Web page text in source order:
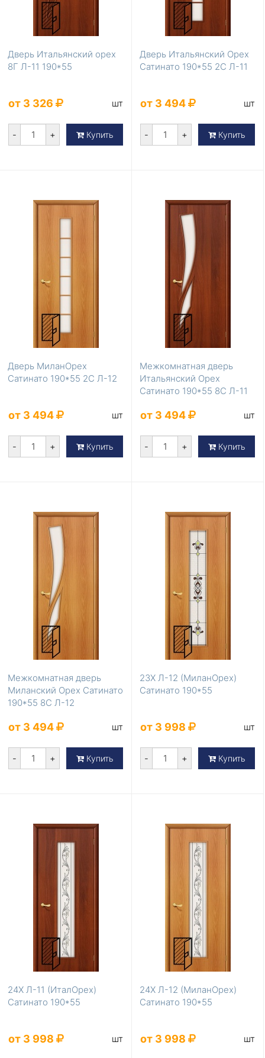
Дверь Итальянский орех
8Г Л-11 190*55
от 3 326 шт
- + Купить
Дверь Итальянский Орех
Сатинато 190*55 2С Л-11
от 3 494 шт
- + Купить
Дверь МиланОрех
Сатинато 190*55 2С Л-12
от 3 494 шт
- + Купить
Межкомнатная дверь
Итальянский Орех
Сатинато 190*55 8С Л-11
от 3 494 шт
- + Купить
Межкомнатная дверь
Миланский Орех Сатинато
190*55 8С Л-12
от 3 494 шт
- + Купить
23Х Л-12 (МиланОрех)
Сатинато 190*55
от 3 998 шт
- + Купить
24Х Л-11 (ИталОрех)
Сатинато 190*55
от 3 998 шт
24Х Л-12 (МиланОрех)
Сатинато 190*55
от 3 998 шт